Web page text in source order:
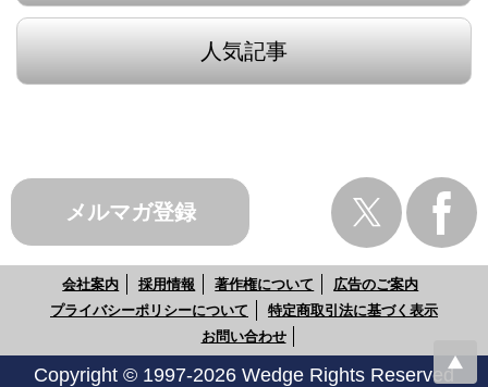
人気記事
メルマガ登録
会社案内 採用情報 著作権について
広告のご案内
プライバシーポリシーについて
特定商取引法に基づく表示
お問い合わせ
Copyright © 1997-2026 Wedge Rights Reserved